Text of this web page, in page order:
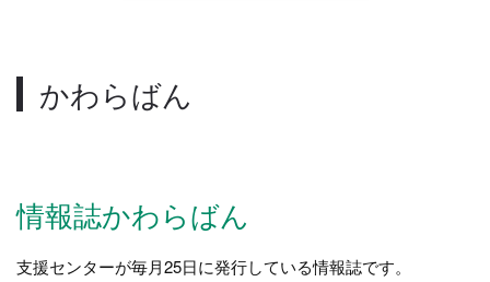
かわらばん
情報誌かわらばん
支援センターが毎月25日に発行している情報誌です。